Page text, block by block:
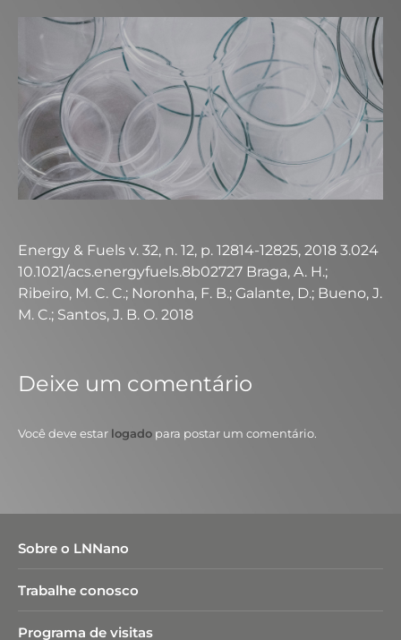
Energy & Fuels v. 32, n. 12, p. 12814-12825, 2018 3.024
10.1021/acs.energyfuels.8b02727 Braga, A. H.;
Ribeiro, M. C. C.; Noronha, F. B.; Galante, D.; Bueno, J.
M. C.; Santos, J. B. O. 2018
Deixe um comentário
Você deve estar logado para postar um comentário.
Sobre o LNNano
Trabalhe conosco
Programa de visitas